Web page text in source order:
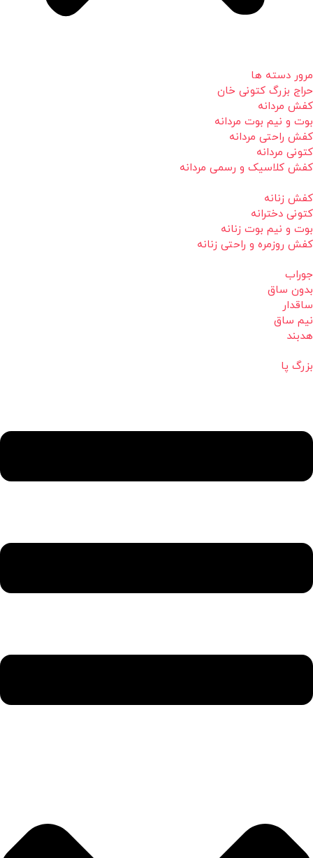
مرور دسته ها
حراج بزرگ کتونی خان
کفش مردانه
بوت و نیم بوت مردانه
کفش راحتی مردانه
کتونی مردانه
کفش کلاسیک و رسمی مردانه
کفش زنانه
کتونی دخترانه
بوت و نیم بوت زنانه
کفش روزمره و راحتی زنانه
جوراب
بدون ساق
ساقدار
نیم ساق
هدبند
بزرگ پا